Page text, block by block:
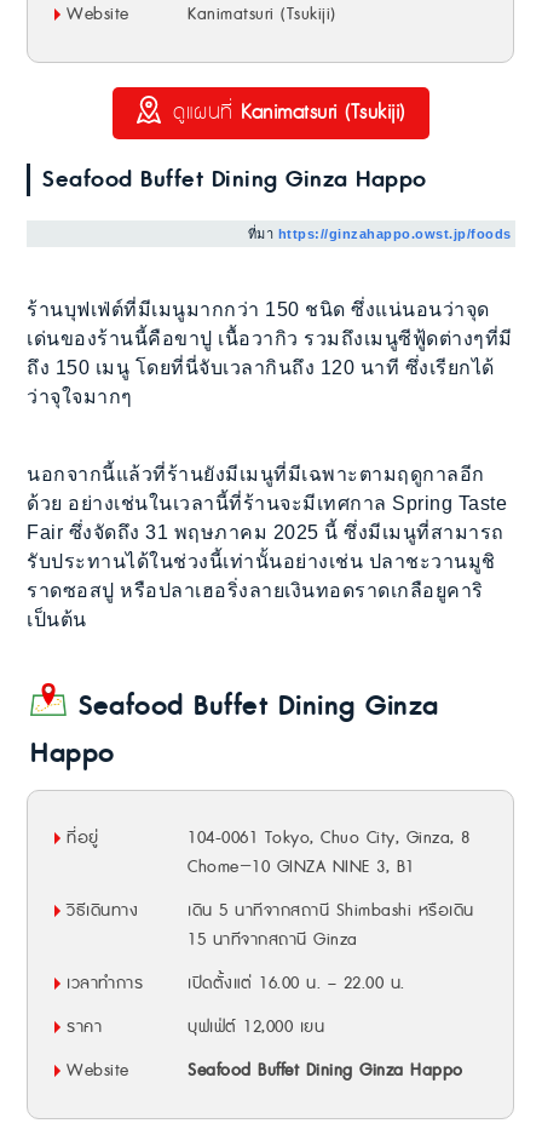
Website
Kanimatsuri (Tsukiji)
ดูแผนที่ Kanimatsuri (Tsukiji)
Seafood Buffet Dining Ginza Happo
ที่มา https://ginzahappo.owst.jp/foods
ร้านบุฟเฟ่ต์ที่มีเมนูมากกว่า 150 ชนิด ซึ่งแน่นอนว่าจุด
เด่นของร้านนี้คือขาปู เนื้อวากิว รวมถึงเมนูซีฟู้ดต่างๆที่มี
ถึง 150 เมนู โดยที่นี่จับเวลากินถึง 120 นาที ซึ่งเรียกได้
ว่าจุใจมากๆ
นอกจากนี้แล้วที่ร้านยังมีเมนูที่มีเฉพาะตามฤดูกาลอีก
ด้วย อย่างเช่นในเวลานี้ที่ร้านจะมีเทศกาล Spring Taste
Fair ซึ่งจัดถึง 31 พฤษภาคม 2025 นี้ ซึ่งมีเมนูที่สามารถ
รับประทานได้ในช่วงนี้เท่านั้นอย่างเช่น ปลาชะวานมูชิ
ราดซอสปู หรือปลาเฮอริ่งลายเงินทอดราดเกลือยูคาริ
เป็นต้น
Seafood Buffet Dining Ginza
Happo
ที่อยู่
104-0061 Tokyo, Chuo City, Ginza, 8
Chome−10 GINZA NINE 3, B1
วิธีเดินทาง
เดิน 5 นาทีจากสถานี Shimbashi หรือเดิน
15 นาทีจากสถานี Ginza
เวลาทำการ
เปิดตั้งแต่ 16.00 น. – 22.00 น.
ราคา
บุฟเฟ่ต์ 12,000 เยน
Website
Seafood Buffet Dining Ginza Happo